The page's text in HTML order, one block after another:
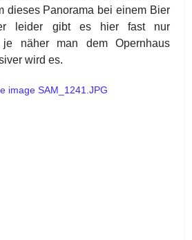
dieses Panorama bei einem Bier
leider gibt es hier fast nur
je näher man dem Opernhaus
wird es.